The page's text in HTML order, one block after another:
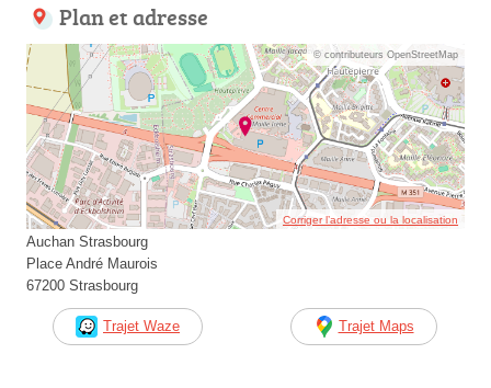
Plan et adresse
© contributeurs OpenStreetMap
Corriger l’adresse ou la localisation
Auchan Strasbourg
Place André Maurois
67200 Strasbourg
Trajet Waze Trajet Maps